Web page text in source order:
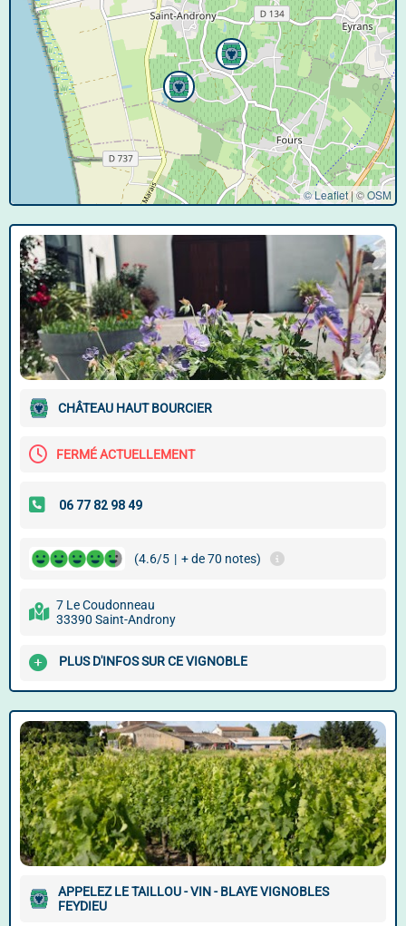
© Leaflet |©OSM
CHÂTEAU HAUT BOURCIER
FERMÉ ACTUELLEMENT
(4.6/5 | + de 70 notes)
7 Le Coudonneau
33390 Saint-Androny
PLUS D'INFOS SUR CE VIGNOBLE
APPELEZ LE TAILLOU - VIN - BLAYE VIGNOBLES
FEYDIEU